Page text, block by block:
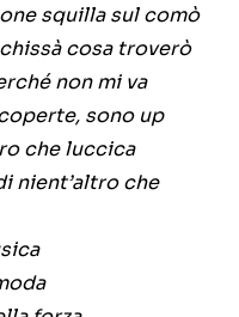
squilla sul comò
cosa troverò
non mi va
sono up
che luccica
nient’altro che